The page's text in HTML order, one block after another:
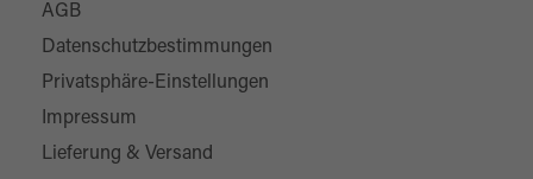
AGB
Datenschutzbestimmungen
Privatsphäre-Einstellungen
Impressum
Lieferung & Versand